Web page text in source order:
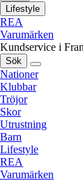
Lifestyle
REA
Varumärken
Kundservice i
Sök
Nationer
Klubbar
Tröjor
Skor
Utrustning
Barn
Lifestyle
REA
Varumärken